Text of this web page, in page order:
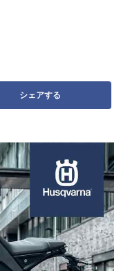
シェアする